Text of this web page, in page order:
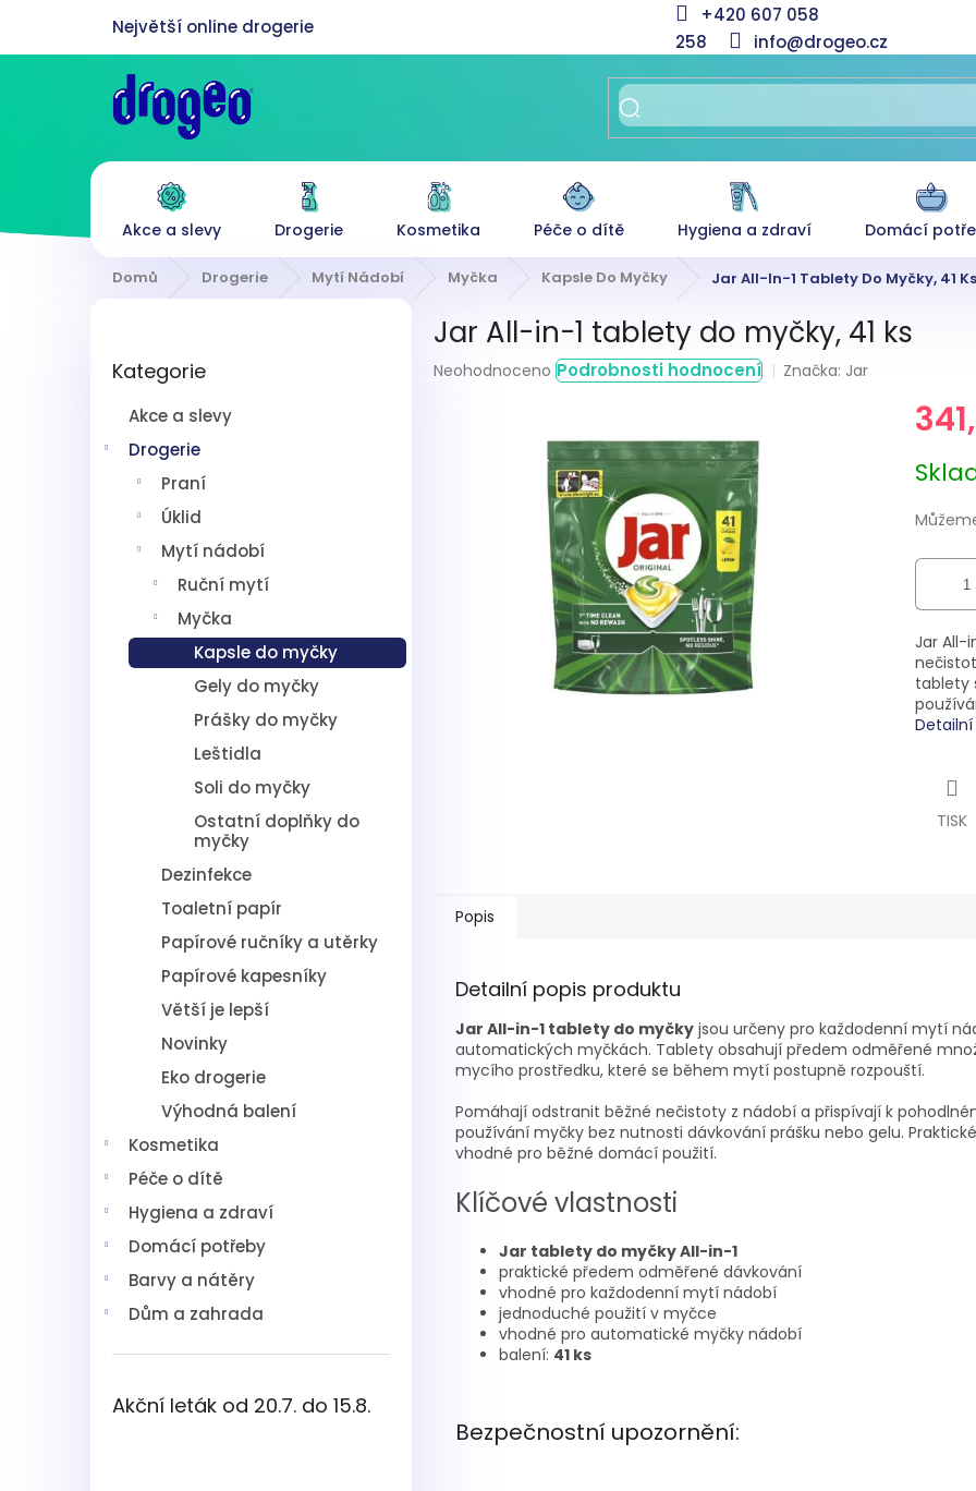
obsah
+420 607 058
258
info@drogeo.cz
Akce a slevy Drogerie Kosmetika Péče o dítě Hygiena a zdraví Domácí
Domů Drogerie Mytí Nádobí Myčka Kapsle Do Myčky Jar All-In-1 Tablety Do Myčky, 41 Ks
kategorie
Kategorie
Akce a slevy
Drogerie
Praní
Úklid
Mytí nádobí
Ruční mytí
Myčka
Kapsle do myčky
Gely do myčky
Prášky do myčky
Leštidla
Soli do myčky
Ostatní doplňky do
myčky
Dezinfekce
Toaletní papír
Papírové ručníky a utěrky
Papírové kapesníky
Větší je lepší
Novinky
Eko drogerie
Výhodná balení
Kosmetika
Péče o dítě
Hygiena a zdraví
Domácí potřeby
Barvy a nátěry
Dům a zahrada
Akční leták od 20.7. do 15.8.
Jar All-in-1 tablety do myčky, 41 ks
Průměrné
Neohodnoceno Podrobnosti hodnocení Značka: Jar
cena:
Jar All-
tablety
TISK
Popis
Detailní popis produktu
Jar All-in-1 tablety do myčky jsou určeny pro každodenní mytí
automatických myčkách. Tablety obsahují předem odměřené
mycího prostředku, které se během mytí postupně rozpouští.
Pomáhají odstranit běžné nečistoty z nádobí a přispívají k
používání myčky bez nutnosti dávkování prášku nebo gelu.
vhodné pro běžné domácí použití.
Klíčové vlastnosti
Jar tablety do myčky All-in-1
praktické předem odměřené dávkování
vhodné pro každodenní mytí nádobí
jednoduché použití v myčce
vhodné pro automatické myčky nádobí
balení: 41 ks
Bezpečnostní upozornění: